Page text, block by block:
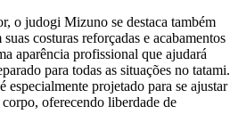
o judogi Mizuno se destaca também
costuras reforçadas e acabamentos
aparência profissional que ajudará
para todas as situações no tatami.
projetado para se ajustar
oferecendo liberdade de